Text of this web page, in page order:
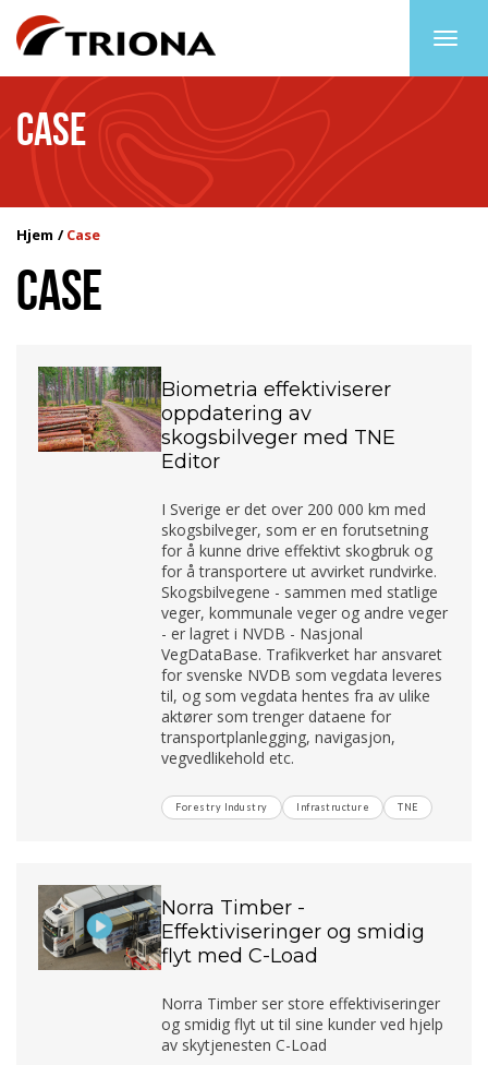
CASE
Hjem Case
CASE
Biometria effektiviserer
oppdatering av
skogsbilveger med TNE
Editor
I Sverige er det over 200 000 km med
skogsbilveger, som er en forutsetning
for å kunne drive effektivt skogbruk og
for å transportere ut avvirket rundvirke.
Skogsbilvegene - sammen med statlige
veger, kommunale veger og andre veger
- er lagret i NVDB - Nasjonal
VegDataBase. Trafikverket har ansvaret
for svenske NVDB som vegdata leveres
til, og som vegdata hentes fra av ulike
aktører som trenger dataene for
transportplanlegging, navigasjon,
vegvedlikehold etc.
Forestry Industry Infrastructure TNE
Norra Timber -
Effektiviseringer og smidig
flyt med C-Load
Norra Timber ser store effektiviseringer
og smidig flyt ut til sine kunder ved hjelp
av skytjenesten C-Load